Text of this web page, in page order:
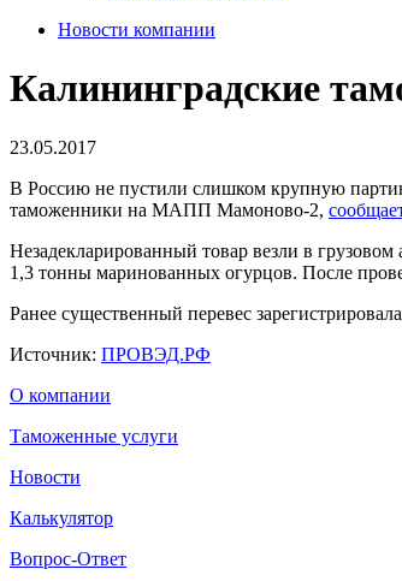
Новости компании
Калининградские
23.05.2017
В Россию не пустили слишком крупную
таможенники на МАПП Мамоново-2,
Незадекларированный товар везли в
1,3 тонны маринованных огурцов. После
Ранее существенный перевес
Источник: ПРОВЭД.РФ
О компании
Таможенные услуги
Новости
Калькулятор
Вопрос-Ответ